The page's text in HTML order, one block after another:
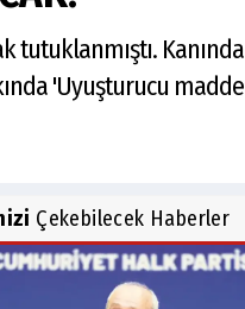
tutuklanmıştı. Kanında
'Uyuşturucu madde
Çekebilecek Haberler